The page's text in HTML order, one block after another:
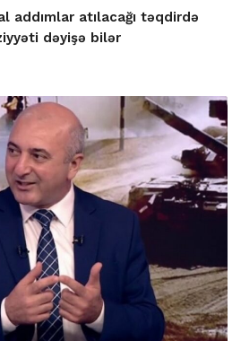
addımlar atılacağı təqdirdə
dəyişə bilər